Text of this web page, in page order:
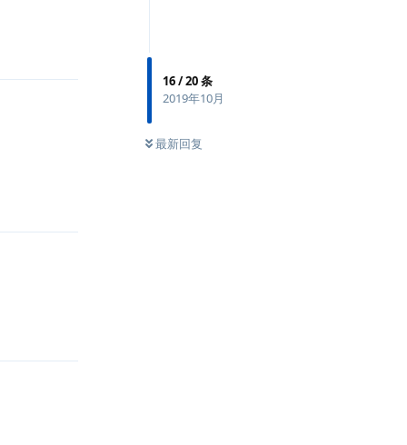
16/20条
2019年10月
最新回复